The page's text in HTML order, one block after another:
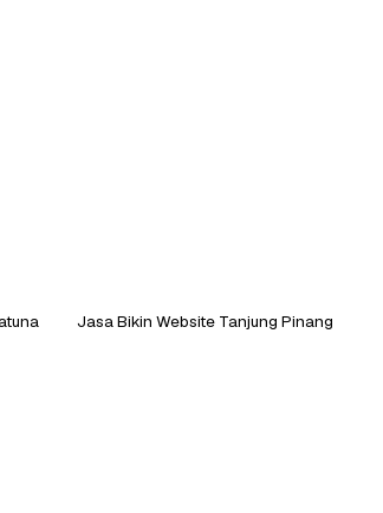
Jasa Bikin Website Tanjung Pinang